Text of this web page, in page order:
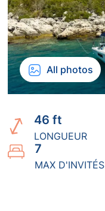
All photos
46 ft
LONGUEUR
7
MAX D'INVITÉS